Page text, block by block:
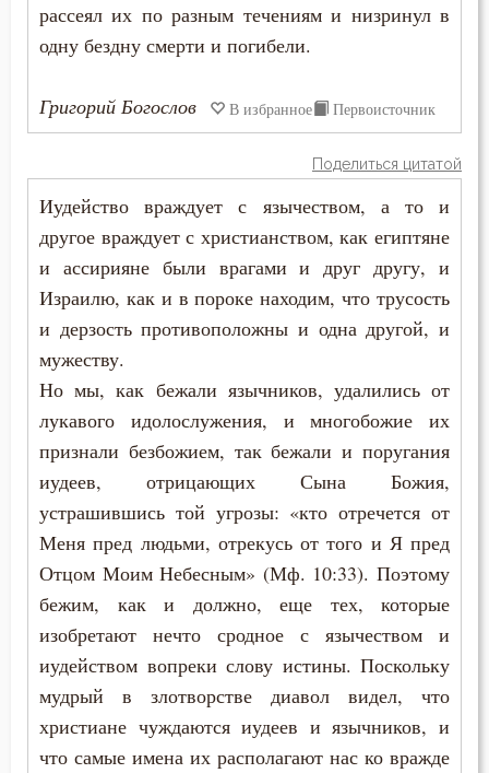
Колдовство
Кощунство
Крест
Крестное знамение
Крещение
Кротость
Курение
Лень
Лесть
Ложь
Лукавство
Любовь
рассеял их по разным течениям и низринул в
одну бездну смерти и погибели.
Григорий Богослов В избранное Первоисточник
Поделиться цитатой
Иудейство враждует с язычеством, а то и
другое враждует с христианством, как египтяне
и ассирияне были врагами и друг другу, и
Израилю, как и в пороке находим, что трусость
и дерзость противоположны и одна другой, и
мужеству.
Но мы, как бежали язычников, удалились от
лукавого идолослужения, и многобожие их
признали безбожием, так бежали и поругания
иудеев, отрицающих Сына Божия,
устрашившись той угрозы: «кто отречется от
Меня пред людьми, отрекусь от того и Я пред
Отцом Моим Небесным» (Мф. 10:33). Поэтому
бежим, как и должно, еще тех, которые
изобретают нечто сродное с язычеством и
иудейством вопреки слову истины. Поскольку
мудрый в злотворстве диавол видел, что
христиане чуждаются иудеев и язычников, и
что самые имена их располагают нас ко вражде